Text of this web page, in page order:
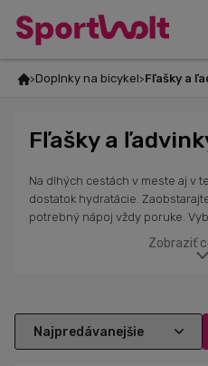
Doplnky na bicykel Fľašky a
Fľašky a
Na dlhých cestách v meste aj v
dostatok hydratácie.
potrebný nápoj vždy poruke.
športové fľašky s rôznym
na šport. Vponuke máme
vyberte si celokarbonový alebo
Zobraziť